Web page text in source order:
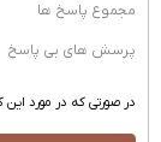
مجموع پاسخ ها
پرسش های بی پاسخ
در صورتی که در مورد این